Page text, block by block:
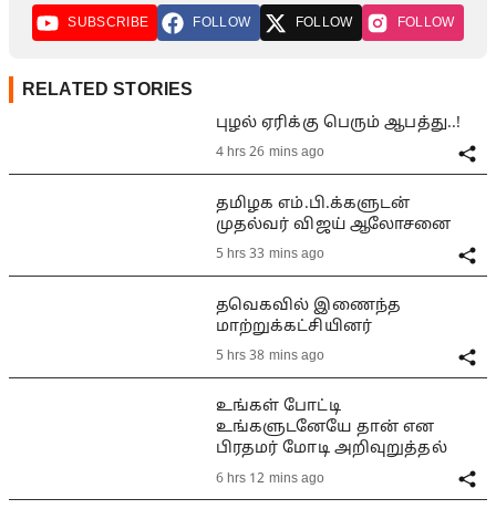
SUBSCRIBE FOLLOW FOLLOW FOLLOW
RELATED STORIES
புழல் ஏரிக்கு பெரும் ஆபத்து..!
4 hrs 26 mins ago
தமிழக எம்.பி.க்களுடன்
முதல்வர் விஜய் ஆலோசனை
5 hrs 33 mins ago
தவெகவில் இணைந்த
மாற்றுக்கட்சியினர்
5 hrs 38 mins ago
உங்கள் போட்டி
உங்களுடனேயே தான் என
பிரதமர் மோடி அறிவுறுத்தல்
6 hrs 12 mins ago